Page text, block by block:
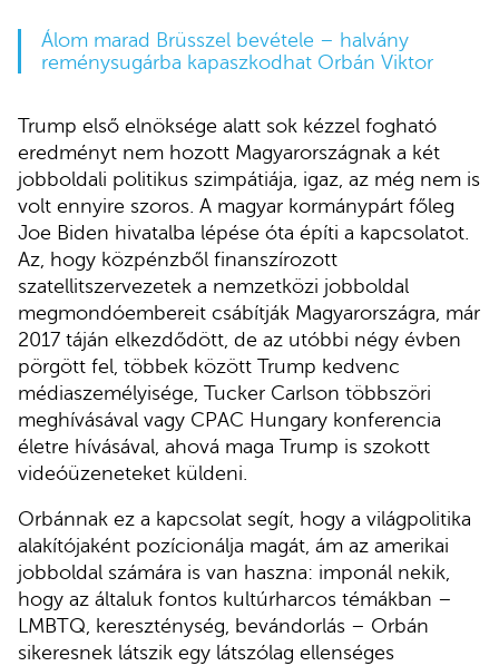
Álom marad Brüsszel bevétele – halvány
reménysugárba kapaszkodhat Orbán Viktor
Trump első elnöksége alatt sok kézzel fogható
eredményt nem hozott Magyarországnak a két
jobboldali politikus szimpátiája, igaz, az még nem is
volt ennyire szoros. A magyar kormánypárt főleg
Joe Biden hivatalba lépése óta építi a kapcsolatot.
Az, hogy közpénzből finanszírozott
szatellitszervezetek a nemzetközi jobboldal
megmondóembereit csábítják Magyarországra, már
2017 táján elkezdődött, de az utóbbi négy évben
pörgött fel, többek között Trump kedvenc
médiaszemélyisége, Tucker Carlson többszöri
meghívásával vagy CPAC Hungary konferencia
életre hívásával, ahová maga Trump is szokott
videóüzeneteket küldeni.
Orbánnak ez a kapcsolat segít, hogy a világpolitika
alakítójaként pozícionálja magát, ám az amerikai
jobboldal számára is van haszna: imponál nekik,
hogy az általuk fontos kultúrharcos témákban –
LMBTQ, kereszténység, bevándorlás – Orbán
sikeresnek látszik egy látszólag ellenséges